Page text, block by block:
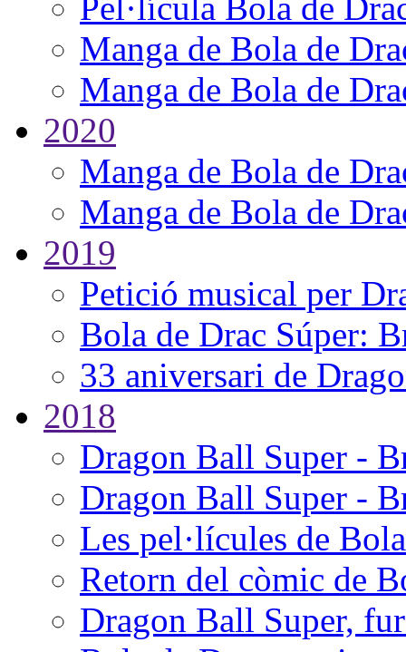
Manga de Bola de
Manga de Bola de
2020
Manga de Bola de
Manga de Bola de
2019
Petició musical per
Bola de Drac Súper:
33 aniversari de
2018
Dragon Ball Super -
Dragon Ball Super -
Les pel·lícules de
Retorn del còmic de
Dragon Ball Super,